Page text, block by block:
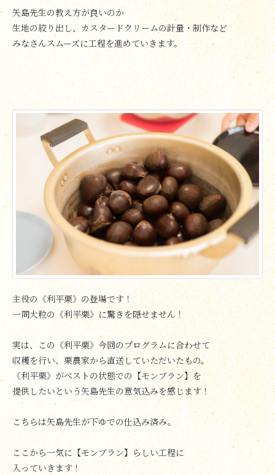
矢島先生の教え方が良いのか
生地の絞り出し、カスタードクリームの計量・制作など
みなさんスムーズに工程を進めていきます。
主役の《利平栗》の登場です！
一同大粒の《利平栗》に驚きを隠せません！
実は、この《利平栗》今回のプログラムに合わせて
収穫を行い、栗農家から直送していただいたもの。
《利平栗》がベストの状態での【モンブラン】を
提供したいという矢島先生の意気込みを感じます！
こちらは矢島先生が下ゆでの仕込み済み。
ここから一気に【モンブラン】らしい工程に
入っていきます！